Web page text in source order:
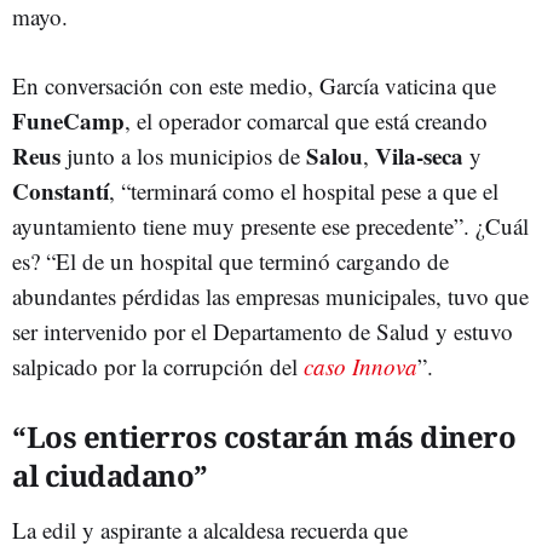
mayo.
En conversación con este medio, García vaticina que
FuneCamp, el operador comarcal que está creando
Reus junto a los municipios de Salou, Vila-seca y
Constantí, “terminará como el hospital pese a que el
ayuntamiento tiene muy presente ese precedente”. ¿Cuál
es? “El de un hospital que terminó cargando de
abundantes pérdidas las empresas municipales, tuvo que
ser intervenido por el Departamento de Salud y estuvo
salpicado por la corrupción del caso Innova”.
“Los entierros costarán más dinero
al ciudadano”
La edil y aspirante a alcaldesa recuerda que